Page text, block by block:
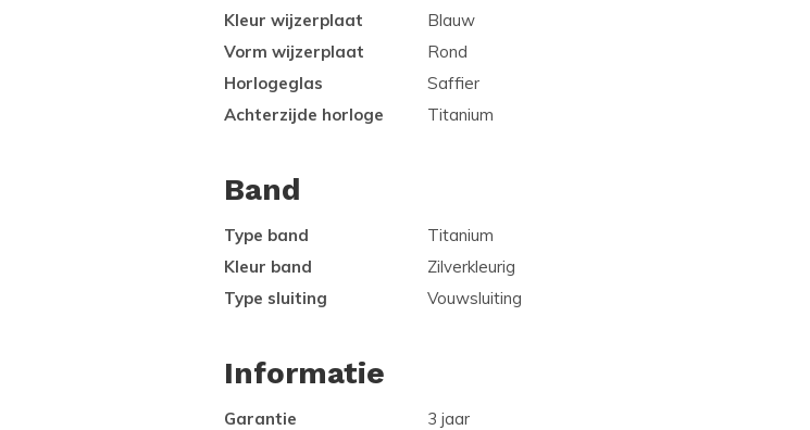
Kleur wijzerplaat
Blauw
Vorm wijzerplaat
Rond
Horlogeglas
Saffier
Achterzijde horloge
Titanium
Band
Type band
Titanium
Kleur band
Zilverkleurig
Type sluiting
Vouwsluiting
Informatie
Garantie 3 jaar